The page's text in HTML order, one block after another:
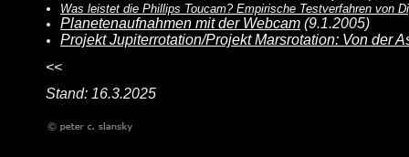
Was leistet die Phillips Toucam? Empirische Testverfahren von
Planetenaufnahmen mit der Webcam (9.1.2005)
Projekt Jupiterrotation/Projekt Marsrotation: Von der
<<
Stand: 16.3.2025